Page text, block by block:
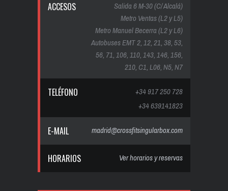
ACCESOS
Salida 6 M-30 (C/ Alcalá)
Metro Ventas (L2 y L5)
Metro Manuel Becerra (L2 y L6)
Autobuses EMT 2, 12, 21, 38, 53,
56, 71, 106, 110, 143, 146, 156,
210, C1, L06, N5, N7
TELÉFONO
+34 917 250 728
+34 639141823
E-MAIL madrid@crossfitsingularbox.com
HORARIOS Ver horarios y reservas